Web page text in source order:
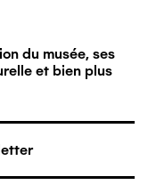
du musée, ses
et bien plus